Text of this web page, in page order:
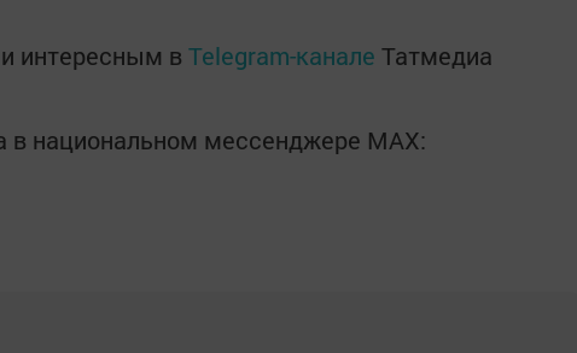
интересным в Telegram-канале Татмедиа
в национальном мессенджере MАХ: